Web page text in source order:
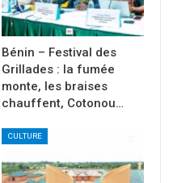
Bénin – Festival des
Grillades : la fumée
monte, les braises
chauffent, Cotonou…
CULTURE